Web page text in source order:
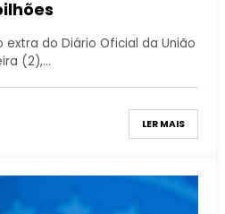
extra do Diário Oficial da União
(2),…
LER MAIS